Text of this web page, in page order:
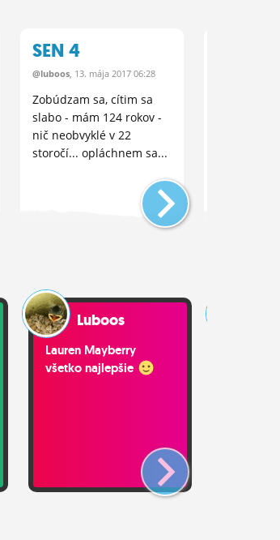
SEN 4
@luboos, 13. mája2017 06:28
Zobúdzam sa, cítim sa
slabo - mám 124 rokov -
nič neobvyklé v 22
storočí... opláchnem sa...
Luboos
Lauren Mayberry
všetko najlepšie